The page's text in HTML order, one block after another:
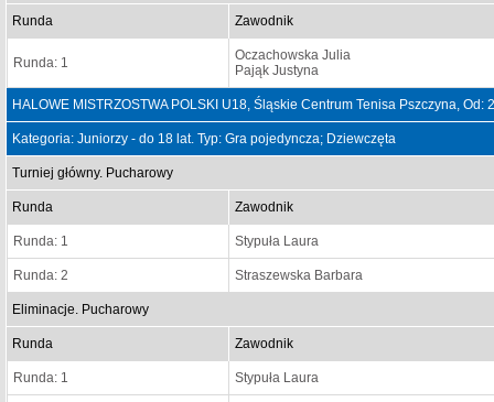
Runda Zawodnik
Runda: 1
Oczachowska Julia
Pająk Justyna
HALOWE MISTRZOSTWA POLSKI U18, Śląskie Centrum Tenisa Pszczyna,
Kategoria: Juniorzy - do 18 lat. Typ: Gra pojedyncza; Dziewczęta
Turniej główny. Pucharowy
Runda Zawodnik
Runda: 1 Stypuła Laura
Runda: 2 Straszewska Barbara
Eliminacje. Pucharowy
Runda Zawodnik
Runda: 1 Stypuła Laura